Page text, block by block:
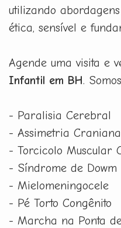
utilizando
ética, sensível e
Agende uma visita e
Infantil em BH.
- Paralisia Cerebral
- Assimetria Craniana
- Torcicolo Muscular
- Síndrome de Dowm
- Mielomeningocele
- Pé Torto Congênito
- Marcha na Ponta